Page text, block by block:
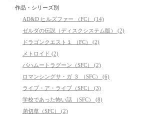
作品・シリーズ別
AD&D ヒルズファー （FC） (14)
ゼルダの伝説（ディスクシステム版） (2)
ドラゴンクエスト１ （FC） (2)
メトロイド (2)
バハムートラグーン（SFC） (2)
ロマンシングサ・ガ ３ （SFC） (6)
ライブ・ア・ライブ（SFC） (3)
学校であった怖い話 （SFC） (8)
弟切草（SFC） (2)